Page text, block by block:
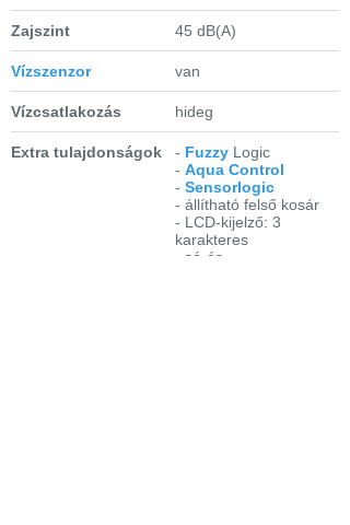
Zajszint 45 dB(A)
Vízszenzor van
Vízcsatlakozás hideg
Extra tulajdonságok - Fuzzy Logic
- Aqua Control
- Sensorlogic
- állítható felső kosár
- LCD-kijelző: 3
karakteres
- só-és